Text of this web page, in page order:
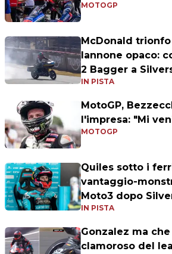
MOTOGP
McDonald
Iannone opaco:
2 Bagger a
IN PISTA
MotoGP,
l'impresa: "Mi
MOTOGP
Quiles sotto i
vantaggio-
Moto3 dopo
IN PISTA
Gonzalez ma
clamoroso del